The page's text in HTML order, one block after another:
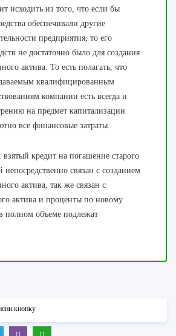
исходить из того, что если бы
обеспечивали другие
предприятия, то его
не достаточно было для создания
актива. То есть полагать, что
квалифицированным
компании есть всегда и
на предмет капитализации
все финансовые затраты.
кредит на погашение старого
непосредственно связан с созданием
актива, так же связан с
актива и проценты по новому
полном объеме подлежат
кнопку